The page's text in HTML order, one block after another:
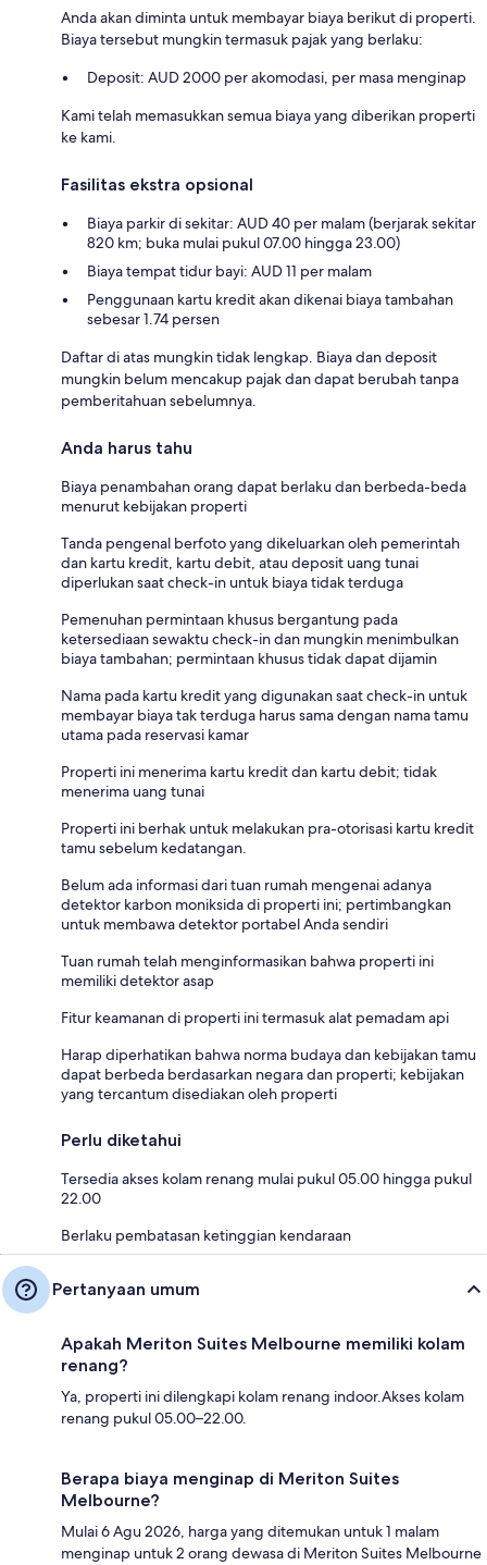
Anda akan diminta untuk membayar biaya berikut di properti.
Biaya tersebut mungkin termasuk pajak yang berlaku:
Deposit: AUD 2000 per akomodasi, per masa menginap
Kami telah memasukkan semua biaya yang diberikan properti
ke kami.
Fasilitas ekstra opsional
Biaya parkir di sekitar: AUD 40 per malam (berjarak sekitar
820 km; buka mulai pukul 07.00 hingga 23.00)
Biaya tempat tidur bayi: AUD 11 per malam
Penggunaan kartu kredit akan dikenai biaya tambahan
sebesar 1.74 persen
Daftar di atas mungkin tidak lengkap. Biaya dan deposit
mungkin belum mencakup pajak dan dapat berubah tanpa
pemberitahuan sebelumnya.
Anda harus tahu
Biaya penambahan orang dapat berlaku dan berbeda-beda
menurut kebijakan properti
Tanda pengenal berfoto yang dikeluarkan oleh pemerintah
dan kartu kredit, kartu debit, atau deposit uang tunai
diperlukan saat check-in untuk biaya tidak terduga
Pemenuhan permintaan khusus bergantung pada
ketersediaan sewaktu check-in dan mungkin menimbulkan
biaya tambahan; permintaan khusus tidak dapat dijamin
Nama pada kartu kredit yang digunakan saat check-in untuk
membayar biaya tak terduga harus sama dengan nama tamu
utama pada reservasi kamar
Properti ini menerima kartu kredit dan kartu debit; tidak
menerima uang tunai
Properti ini berhak untuk melakukan pra-otorisasi kartu kredit
tamu sebelum kedatangan.
Belum ada informasi dari tuan rumah mengenai adanya
detektor karbon moniksida di properti ini; pertimbangkan
untuk membawa detektor portabel Anda sendiri
Tuan rumah telah menginformasikan bahwa properti ini
memiliki detektor asap
Fitur keamanan di properti ini termasuk alat pemadam api
Harap diperhatikan bahwa norma budaya dan kebijakan tamu
dapat berbeda berdasarkan negara dan properti; kebijakan
yang tercantum disediakan oleh properti
Perlu diketahui
Tersedia akses kolam renang mulai pukul 05.00 hingga pukul
22.00
Berlaku pembatasan ketinggian kendaraan
Pertanyaan umum
Apakah Meriton Suites Melbourne memiliki kolam
renang?
Ya, properti ini dilengkapi kolam renang indoor.Akses kolam
renang pukul 05.00–22.00.
Berapa biaya menginap di Meriton Suites
Melbourne?
Mulai 6 Agu 2026, harga yang ditemukan untuk 1 malam
menginap untuk 2 orang dewasa di Meriton Suites Melbourne